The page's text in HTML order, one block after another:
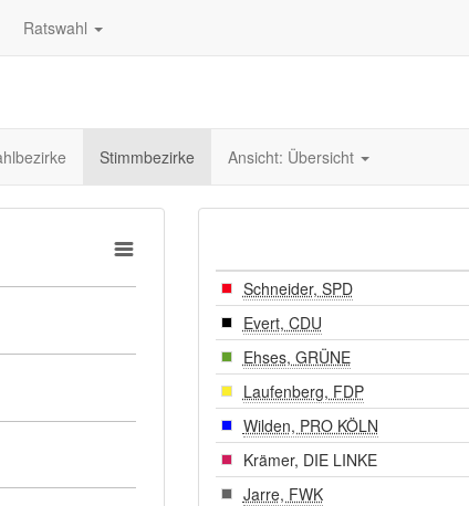
Ratswahl
Stimmbezirke Ansicht: Übersicht
Schneider, SPD
Evert, CDU
Ehses, GRÜNE
Laufenberg, FDP
Wilden, PRO KÖLN
Krämer, DIE LINKE
Jarre, FWK